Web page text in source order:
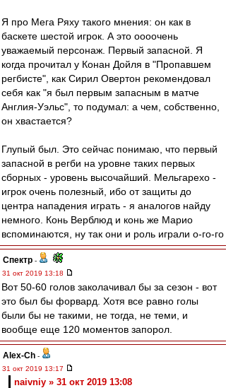
Я про Мега Ряху такого мнения: он как в
баскете шестой игрок. А это оооочень
уважаемый персонаж. Первый запасной. Я
когда прочитал у Конан Дойля в "Пропавшем
регбисте", как Сирил Овертон рекомендовал
себя как "я был первым запасным в матче
Англия-Уэльс", то подумал: а чем, собственно,
он хвастается?
Глупый был. Это сейчас понимаю, что первый
запасной в регби на уровне таких первых
сборных - уровень высочайший. Мельгарехо -
игрок очень полезный, ибо от защиты до
центра нападения играть - я аналогов найду
немного. Конь Верблюд и конь же Марио
вспоминаются, ну так они и роль играли о-го-го
Спектр -
31 окт 2019 13:18
Вот 50-60 голов заколачивал бы за сезон - вот
это был бы форвард. Хотя все равно голы
были бы не такими, не тогда, не теми, и
вообще еще 120 моментов запорол.
Alex-Ch -
31 окт 2019 13:17
naivniy » 31 окт 2019 13:08